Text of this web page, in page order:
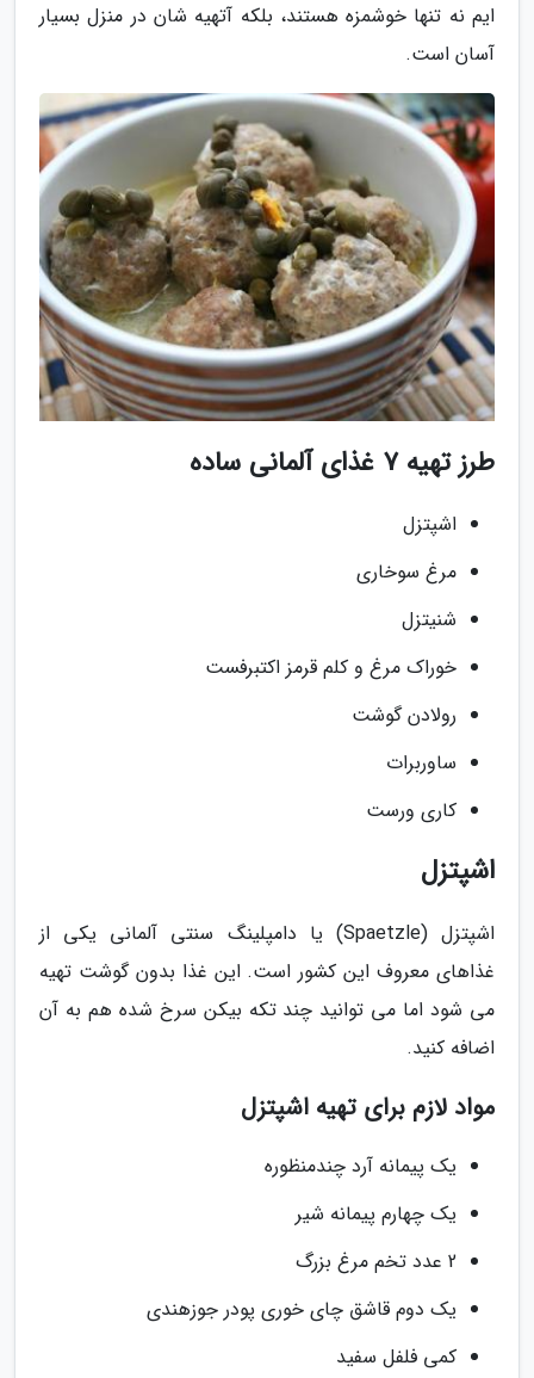
ایم نه تنها خوشمزه هستند، بلکه آتهیه شان در منزل بسیار
آسان است.
طرز تهیه 7 غذای آلمانی ساده
اشپتزل
مرغ سوخاری
شنیتزل
خوراک مرغ و کلم قرمز اکتبرفست
رولادن گوشت
ساوربرات
کاری ورست
اشپتزل
اشپتزل (Spaetzle) یا دامپلینگ سنتی آلمانی یکی از
غذاهای معروف این کشور است. این غذا بدون گوشت تهیه
می شود اما می توانید چند تکه بیکن سرخ شده هم به آن
اضافه کنید.
مواد لازم برای تهیه اشپتزل
یک پیمانه آرد چندمنظوره
یک چهارم پیمانه شیر
2 عدد تخم مرغ بزرگ
یک دوم قاشق چای خوری پودر جوزهندی
کمی فلفل سفید